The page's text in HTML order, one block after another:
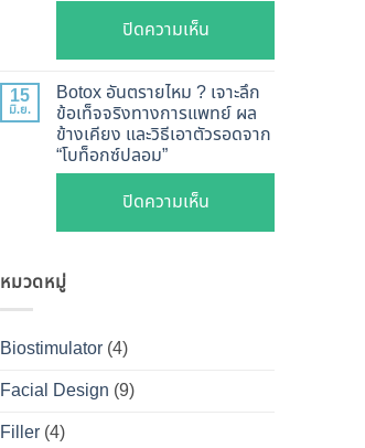
หน้า
การ
ทำงาน
ยี่ห้อ
ไหน
ดี
และ
วิธี
ดูแล
ให้
รูป
Shape
ปลอดภัย
ชัดเจน
ปิดความเห็นบน
เจาะ
ลึก
Botox
กับ
ต่าง
15
มิ.ย.
Botox อันตรายไหม ? เจาะลึก
ข้อเท็จจริงทางการแพทย์ ผล
ข้างเคียง และวิธีเอาตัวรอดจาก
“โบท็อกซ์ปลอม”
ปิดความเห็นบน
Botox
หมวดหมู่
Biostimulator (4)
Facial Design (9)
Filler (4)